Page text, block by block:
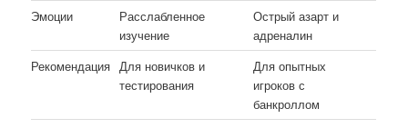
Эмоции
Расслабленное
изучение
Острый азарт и
адреналин
Рекомендация Для новичков и
тестирования
Для опытных
игроков с
банкроллом